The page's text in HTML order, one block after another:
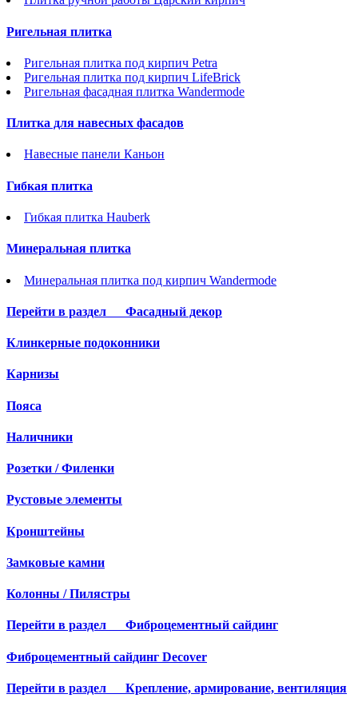
Ригельная плитка
Ригельная плитка под кирпич Petra
Ригельная плитка под кирпич LifeBrick
Ригельная фасадная плитка Wandermode
Плитка для навесных фасадов
Навесные панели Каньон
Гибкая плитка
Гибкая плитка Hauberk
Минеральная плитка
Минеральная плитка под кирпич Wandermode
Перейти в раздел Фасадный декор
Клинкерные подоконники
Карнизы
Пояса
Наличники
Розетки / Филенки
Рустовые элементы
Кронштейны
Замковые камни
Колонны / Пилястры
Перейти в раздел Фиброцементный сайдинг
Фиброцементный сайдинг Decover
Перейти в раздел Крепление, армирование, вентиляция